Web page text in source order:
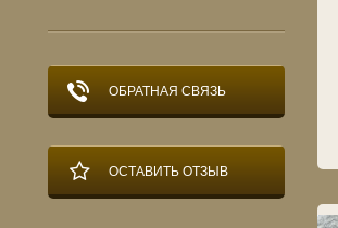
ОБРАТНАЯ СВЯЗЬ
ОСТАВИТЬ ОТЗЫВ